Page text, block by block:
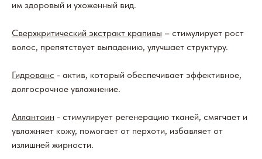
им здоровый и ухоженный вид.
Сверхкритический экстракт крапивы – стимулирует рост
волос, препятствует выпадению, улучшает структуру.
Гидрованс - актив, который обеспечивает эффективное,
долгосрочное увлажнение.
Аллантоин - стимулирует регенерацию тканей, смягчает и
увлажняет кожу, помогает от перхоти, избавляет от
излишней жирности.